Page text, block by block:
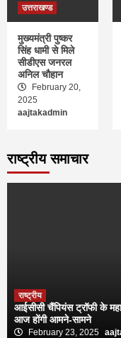
उत्तराखण्ड
मुख्यमंत्री पुष्कर
सिंह धामी से मिले
सीडीएस जनरल
अनिल चौहान
February 20,
2025
aajtakadmin
राष्ट्रीय समाचार
राष्ट्रीय
आईसीसी चैंपियंस ट्रॉफी के
आज होंगी आमने-सामने
February 23, 2025